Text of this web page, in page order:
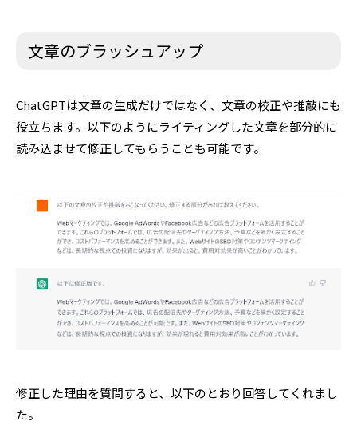
文章のブラッシュアップ
ChatGPTは文章の生成だけではなく、文章の校正や推敲にも
役立ちます。以下のようにライティングした文章を部分的に
読み込ませて修正してもらうことも可能です。
修正した理由を質問すると、以下のとおり回答してくれまし
た。